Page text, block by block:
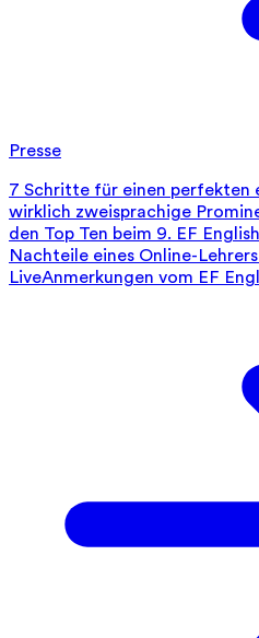
Presse
7 Schritte für einen perfekten
wirklich zweisprachige
den Top Ten beim 9. EF
Nachteile eines Online-
LiveAnmerkungen vom EF